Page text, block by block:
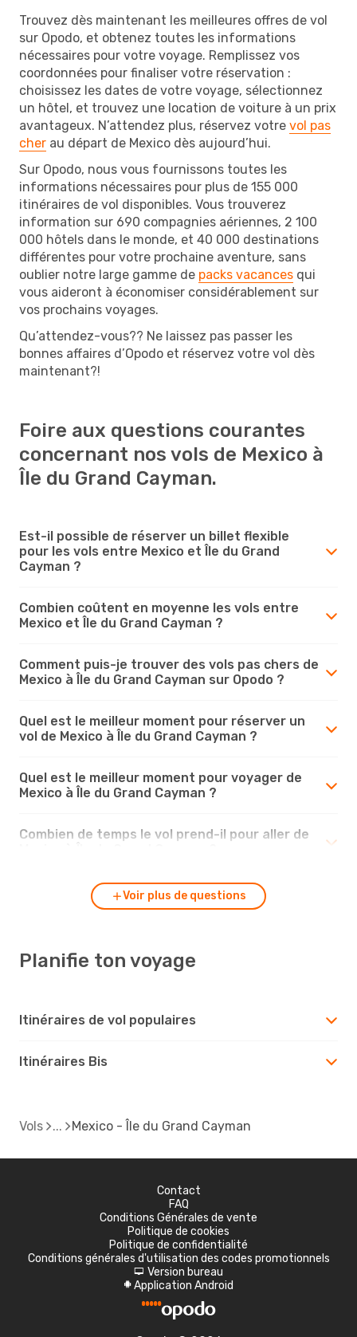
Trouvez dès maintenant les meilleures offres de vol
sur Opodo, et obtenez toutes les informations
nécessaires pour votre voyage. Remplissez vos
coordonnées pour finaliser votre réservation :
choisissez les dates de votre voyage, sélectionnez
un hôtel, et trouvez une location de voiture à un prix
avantageux. N’attendez plus, réservez votre vol pas
cher au départ de Mexico dès aujourd’hui.
Sur Opodo, nous vous fournissons toutes les
informations nécessaires pour plus de 155 000
itinéraires de vol disponibles. Vous trouverez
information sur 690 compagnies aériennes, 2 100
000 hôtels dans le monde, et 40 000 destinations
différentes pour votre prochaine aventure, sans
oublier notre large gamme de packs vacances qui
vous aideront à économiser considérablement sur
vos prochains voyages.
Qu’attendez-vous?? Ne laissez pas passer les
bonnes affaires d’Opodo et réservez votre vol dès
maintenant?!
Foire aux questions courantes
concernant nos vols de Mexico à
Île du Grand Cayman.
Est-il possible de réserver un billet flexible
pour les vols entre Mexico et Île du Grand
Cayman ?
Combien coûtent en moyenne les vols entre
Mexico et Île du Grand Cayman ?
Comment puis-je trouver des vols pas chers de
Mexico à Île du Grand Cayman sur Opodo ?
Quel est le meilleur moment pour réserver un
vol de Mexico à Île du Grand Cayman ?
Quel est le meilleur moment pour voyager de
Mexico à Île du Grand Cayman ?
Combien de temps le vol prend-il pour aller de
Voir plus de questions
Planifie ton voyage
Itinéraires de vol populaires
Itinéraires Bis
Vols Mexico - Île du Grand Cayman
Contact
FAQ
Conditions Générales de vente
Politique de cookies
Politique de confidentialité
Conditions générales d'utilisation des codes promotionnels
d Version bureau
A Application Android